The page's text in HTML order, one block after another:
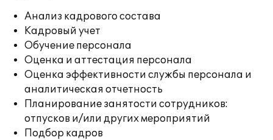
Анализ кадрового состава
Кадровый учет
Обучение персонала
Оценка и аттестация персонала
Оценка эффективности службы персонала и
аналитическая отчетность
Планирование занятости сотрудников:
отпусков и/или других мероприятий
Подбор кадров